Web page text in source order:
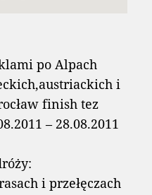
po Alpach
i
finish tez
– 28.08.2011
i przełęczach